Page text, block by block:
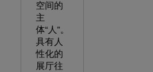
空间的
主
体“人”。
具有人
性化的
展厅往